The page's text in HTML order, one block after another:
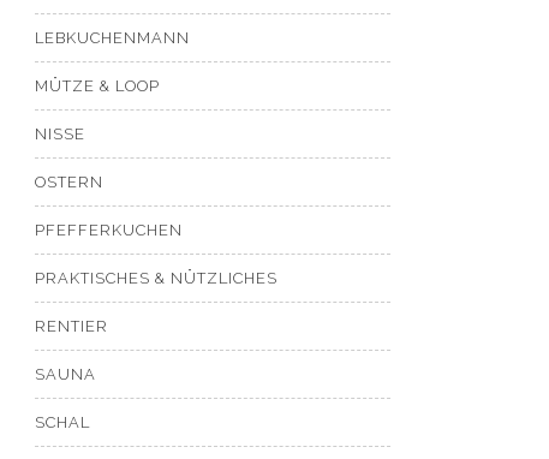
LEBKUCHENMANN
MÜTZE & LOOP
NISSE
OSTERN
PFEFFERKUCHEN
PRAKTISCHES & NÜTZLICHES
RENTIER
SAUNA
SCHAL